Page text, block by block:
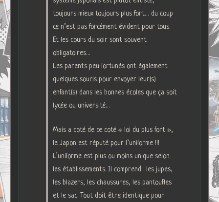
toujours mieux toujours plus fort… du coup
ce n’est pas forcément évident pour tous.
Et les cours du soir sont souvent
obligatoires…
Les parents peu fortunés ont également
quelques soucis pour envoyer leur(s)
enfant(s) dans les bonnes écoles que ça soit
lycée ou université…
Mais a coté de ce coté « loi du plus fort »,
le Japon est réputé pour l’uniforme !!!
L’uniforme est plus ou moins unique selon
les établissements. Il comprend : les jupes,
les blazers, les chaussures, les pantoufles
et le sac. Tout doit être identique pour